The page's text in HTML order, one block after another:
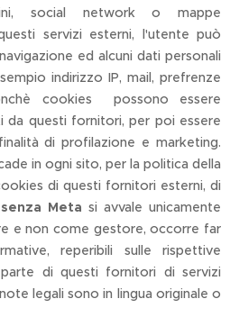
social network o mappe
servizi esterni, l'utente può
ed alcuni dati personali
indirizzo IP, mail, prefrenze
cookies possono essere
da questi fornitori, per poi essere
di profilazione e marketing.
in ogni sito, per la politica della
di questi fornitori esterni, di
Meta si avvale unicamente
e non come gestore, occorre far
reperibili sulle rispettive
di questi fornitori di servizi
legali sono in lingua originale o